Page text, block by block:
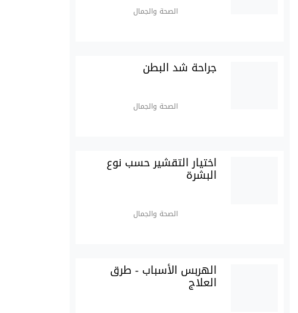
الصحة والجمال
جراحة شد البطن
الصحة والجمال
اختيار التقشير حسب نوع
البشرة
الصحة والجمال
الهربس الأسباب - طرق
العلاج